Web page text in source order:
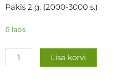
Pakis 2 g. (2000-3000 s.)
6 laos
Hapuoblikas
kogus
Lisa korvi